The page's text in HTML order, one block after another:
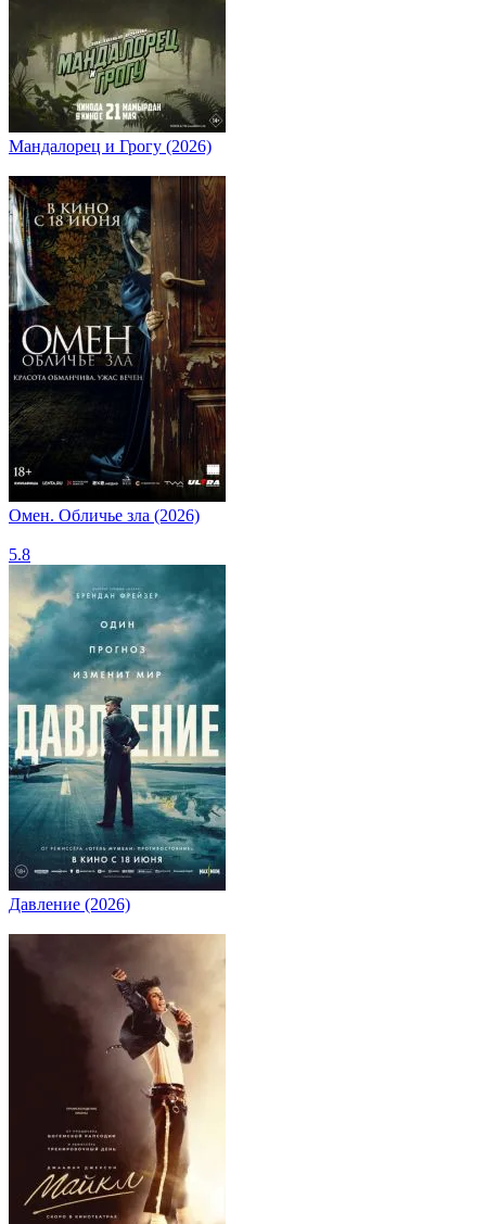
Мандалорец и Грогу (2026)
Омен. Обличье зла (2026)
5.8
Давление (2026)